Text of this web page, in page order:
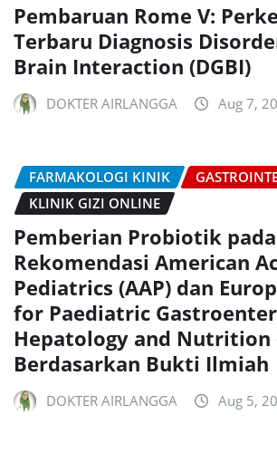
Pembaruan Rome V:
Terbaru Diagnosis
Brain Interaction (DGBI)
DOKTER AIRLANGGA Aug 7,
FARMAKOLOGI KINIK
KLINIK GIZI ONLINE
Pemberian Probiotik
Rekomendasi American
Pediatrics (AAP) dan
for Paediatric
Hepatology and Nutrition
Berdasarkan Bukti Ilmiah
DOKTER AIRLANGGA Aug 5,